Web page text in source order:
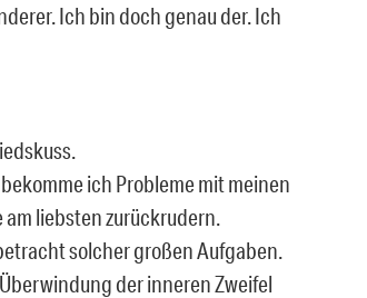
Ich bin doch genau der. Ich
ich Probleme mit meinen
liebsten zurückrudern.
solcher großen Aufgaben.
der inneren Zweifel